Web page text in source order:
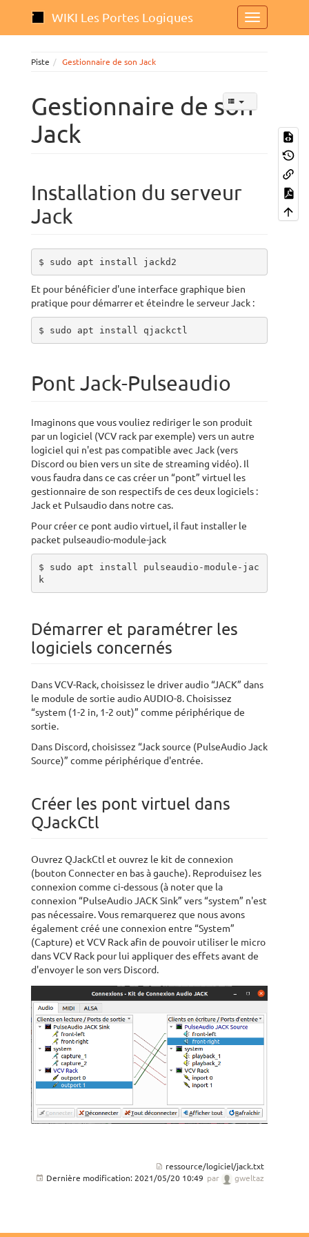
WIKI Les Portes Logiques
Piste Gestionnaire de son Jack
Gestionnaire de son
Jack
Installation du serveur
Jack
$ sudo apt install jackd2
Et pour bénéficier d'une interface graphique bien
pratique pour démarrer et éteindre le serveur Jack :
$ sudo apt install qjackctl
Pont Jack-Pulseaudio
Imaginons que vous vouliez rediriger le son produit
par un logiciel (VCV rack par exemple) vers un autre
logiciel qui n'est pas compatible avec Jack (vers
Discord ou bien vers un site de streaming vidéo). Il
vous faudra dans ce cas créer un “pont” virtuel les
gestionnaire de son respectifs de ces deux logiciels :
Jack et Pulsaudio dans notre cas.
Pour créer ce pont audio virtuel, il faut installer le
packet pulseaudio-module-jack
$ sudo apt install pulseaudio-module-jac
k
Démarrer et paramétrer les
logiciels concernés
Dans VCV-Rack, choisissez le driver audio “JACK” dans
le module de sortie audio AUDIO-8. Choisissez
“system (1-2 in, 1-2 out)” comme périphérique de
sortie.
Dans Discord, choisissez “Jack source (PulseAudio Jack
Source)” comme périphérique d'entrée.
Créer les pont virtuel dans
QJackCtl
Ouvrez QJackCtl et ouvrez le kit de connexion
(bouton Connecter en bas à gauche). Reproduisez les
connexion comme ci-dessous (à noter que la
connexion “PulseAudio JACK Sink” vers “system” n'est
pas nécessaire. Vous remarquerez que nous avons
également créé une connexion entre “System”
(Capture) et VCV Rack afin de pouvoir utiliser le micro
dans VCV Rack pour lui appliquer des effets avant de
d'envoyer le son vers Discord.
ressource/logiciel/jack.txt
Dernière modification: 2021/05/20 10:49 par gweltaz